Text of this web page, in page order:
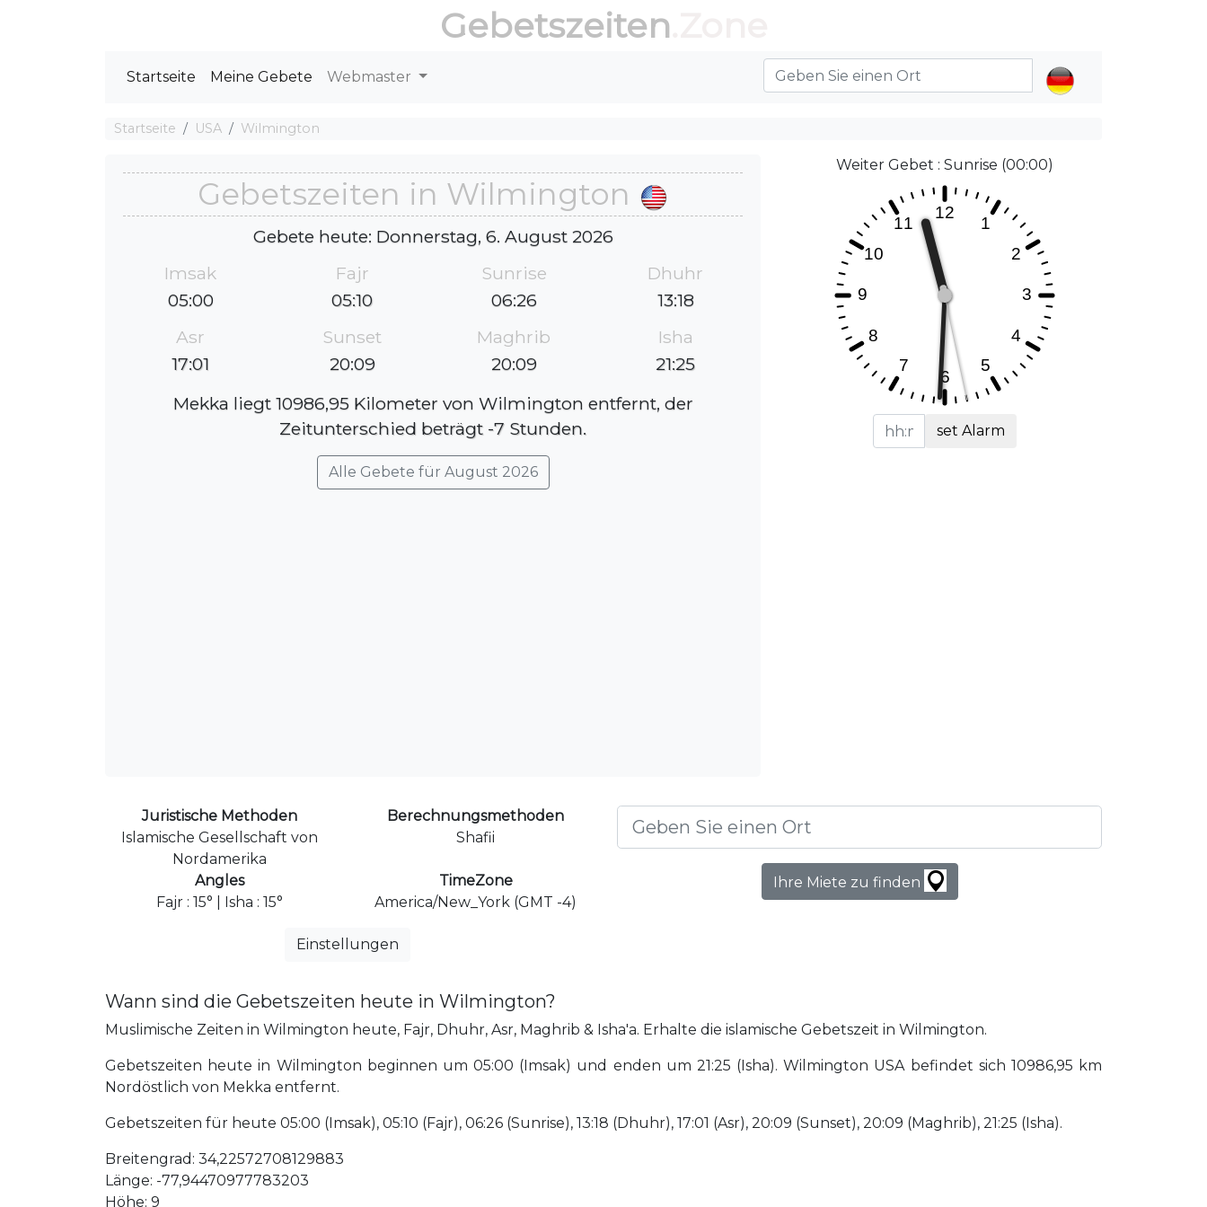
Gebetszeiten
Startseite Meine Gebete Webmaster
Startseite USA Wilmington
Gebetszeiten in Wilmington
Gebete heute: Donnerstag, 6. August 2026
Imsak
05:00
Fajr
05:10
Sunrise
06:26
Dhuhr
13:18
Asr
17:01
Sunset
20:09
Maghrib
20:09
Isha
21:25
Mekka liegt 10986,95 Kilometer von Wilmington entfernt, der
Zeitunterschied beträgt -7 Stunden.
Alle Gebete für August 2026
Weiter Gebet : Sunrise (00:00)
set Alarm
Juristische Methoden
Islamische Gesellschaft von
Nordamerika
Berechnungsmethoden
Shafii
Angles
Fajr : 15° | Isha : 15°
TimeZone
America/New_York (GMT -4)
Einstellungen
Ihre Miete zu finden
Wann sind die Gebetszeiten heute in Wilmington?
Muslimische Zeiten in Wilmington heute, Fajr, Dhuhr, Asr, Maghrib & Isha'a. Erhalte die islamische Gebetszeit in Wilmington.
Gebetszeiten heute in Wilmington beginnen um 05:00 (Imsak) und enden um 21:25 (Isha). Wilmington USA befindet sich 10986,95 km
Nordöstlich von Mekka entfernt.
Gebetszeiten für heute 05:00 (Imsak), 05:10 (Fajr), 06:26 (Sunrise), 13:18 (Dhuhr), 17:01 (Asr), 20:09 (Sunset), 20:09 (Maghrib), 21:25 (Isha).
Breitengrad: 34,22572708129883
Länge: -77,94470977783203
Höhe: 9